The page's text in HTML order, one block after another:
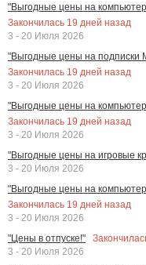
"Выгодные цены на
Закончилась 19 дней назад
3 - 20 Июля 2026
"Выгодные цены на подписки
Закончилась 19 дней назад
3 - 20 Июля 2026
"Выгодные цены на
Закончилась 19 дней назад
3 - 20 Июля 2026
"Выгодные цены на игровые
3 - 20 Июля 2026
"Выгодные цены на
Закончилась 19 дней назад
3 - 20 Июля 2026
"Цены в отпуске!"
3 - 20 Июля 2026